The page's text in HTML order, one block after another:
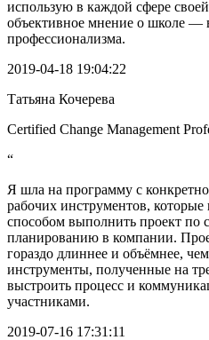
использую в каждой сфере
объективное мнение о школе —
профессионализма.
2019-04-18 19:04:22
Татьяна Кочерева
Certified Change Management
“
Я шла на программу с
рабочих инструментов,
способом выполнить проект по
планированию в компании.
гораздо длиннее и объёмнее,
инструменты, полученные на
выстроить процесс и
участниками.
2019-07-16 17:31:11